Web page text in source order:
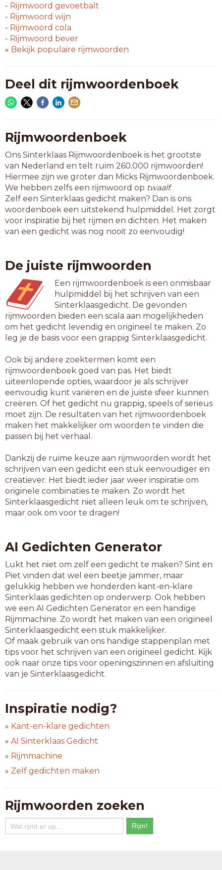
- Rijmwoord gevoetbalt
- Rijmwoord wijn
- Rijmwoord cola
- Rijmwoord bever
» Bekijk populaire rijmwoorden
Deel dit rijmwoordenboek
Rijmwoordenboek
Ons Sinterklaas Rijmwoordenboek is het grootste
van Nederland en telt ruim 260.000 rijmwoorden!
Hiermee zijn we groter dan Micks Rijmwoordenboek.
We hebben zelfs een rijmwoord op twaalf.
Zelf een Sinterklaas gedicht maken? Dan is ons
woordenboek een uitstekend hulpmiddel. Het zorgt
voor inspiratie bij het rijmen en dichten. Het maken
van een gedicht was nog nooit zo eenvoudig!
De juiste rijmwoorden
Een rijmwoordenboek is een onmisbaar
hulpmiddel bij het schrijven van een
Sinterklaasgedicht. De gevonden
rijmwoorden bieden een scala aan mogelijkheden
om het gedicht levendig en origineel te maken. Zo
leg je de basis voor een grappig Sinterklaasgedicht.
Ook bij andere zoektermen komt een
rijmwoordenboek goed van pas. Het biedt
uiteenlopende opties, waardoor je als schrijver
eenvoudig kunt variëren en de juiste sfeer kunnen
creëren. Of het gedicht nu grappig, speels of serieus
moet zijn. De resultaten van het rijmwoordenboek
maken het makkelijker om woorden te vinden die
passen bij het verhaal.
Dankzij de ruime keuze aan rijmwoorden wordt het
schrijven van een gedicht een stuk eenvoudiger en
creatiever. Het biedt ieder jaar weer inspiratie om
originele combinaties te maken. Zo wordt het
Sinterklaasgedicht niet alleen leuk om te schrijven,
maar ook om voor te dragen!
AI Gedichten Generator
Lukt het niet om zelf een gedicht te maken? Sint en
Piet vinden dat wel een beetje jammer, maar
gelukkig hebben we honderden kant-en-klare
Sinterklaas gedichten op onderwerp. Ook hebben
we een AI Gedichten Generator en een handige
Rijmmachine. Zo wordt het maken van een origineel
Sinterklaasgedicht een stuk makkelijker.
Of maak gebruik van ons handige stappenplan met
tips voor het schrijven van een origineel gedicht. Kijk
ook naar onze tips voor openingszinnen en afsluiting
van je Sinterklaasgedicht.
Inspiratie nodig?
» Kant-en-klare gedichten
» AI Sinterklaas Gedicht
» Rijmmachine
» Zelf gedichten maken
Rijmwoorden zoeken